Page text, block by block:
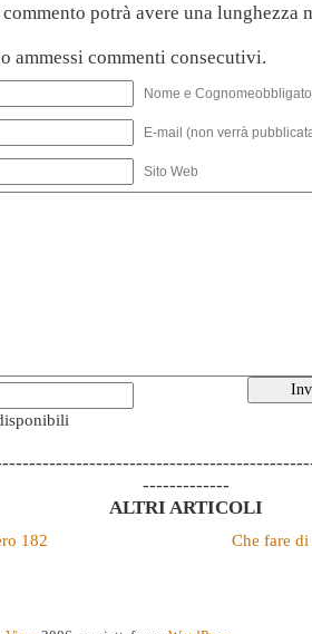
potrà avere una lunghezza
ammessi commenti consecutivi.
Nome e
E-mail (non verrà
Sito Web
-------------
ALTRI ARTICOLI
182 Che fare